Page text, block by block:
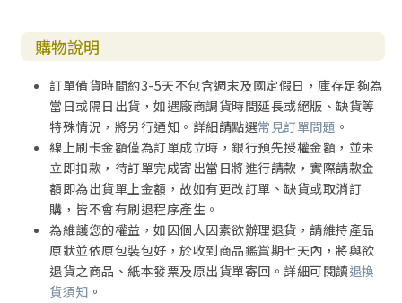
贖愆祭來親近祂（利5:14-6:7；7:1-10）
祭司和祭司的膏立（利8）
第十九章：透過獻祭的中保來親近祂（利8-9）（附篇）：
利未人、祭司、大祭司
第二十章：透過獻祭的中保來親近祂（利8-9）（2）：大
祭司和祭司對獻祭制度的啟動（利9）
購物說明
訂單備貨時間約3-5天不包含週末及國定假日，庫存足夠為
當日或隔日出貨，如遇廠商調貨時間延長或絕版、缺貨等
特殊情況，將另行通知。詳細請點選常見訂單問題 。
線上刷卡金額僅為訂單成立時，銀行預先授權金額，並未
立即扣款，待訂單完成寄出當日將進行請款，實際請款金
額即為出貨單上金額，故如有更改訂單、缺貨或取消訂
購，皆不會有刷退程序產生。
為維護您的權益，如因個人因素欲辦理退貨，請維持產品
原狀並依原包裝包好，於收到商品鑑賞期七天內，將與欲
退貨之商品、紙本發票及原出貨單寄回。詳細可閱讀退換
貨須知 。